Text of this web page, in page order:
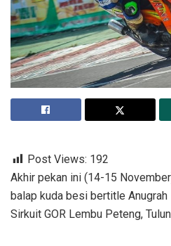
Post Views: 192
Akhir pekan ini (14-15
balap kuda besi bertitle
Sirkuit GOR Lembu Peteng,